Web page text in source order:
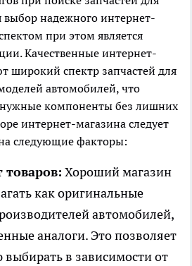
выбор надежного интернет-
при этом является
Качественные интернет-
широкий спектр запчастей для
автомобилей, что
нужные компоненты без лишних
интернет-магазина следует
следующие факторы:
товаров: Хороший магазин
как оригинальные
автомобилей,
аналоги. Это позволяет
выбирать в зависимости от